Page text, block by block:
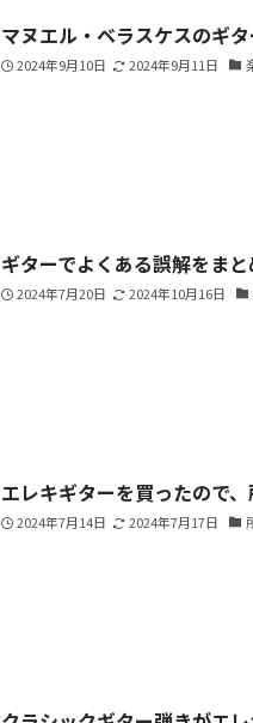
マヌエル・ベラスケスのギタ
2024年9月10日 2024年9月11日
ギターでよくある誤解をまと
2024年7月20日 2024年10月16日
エレキギターを買ったので、
2024年7月14日 2024年7月17日